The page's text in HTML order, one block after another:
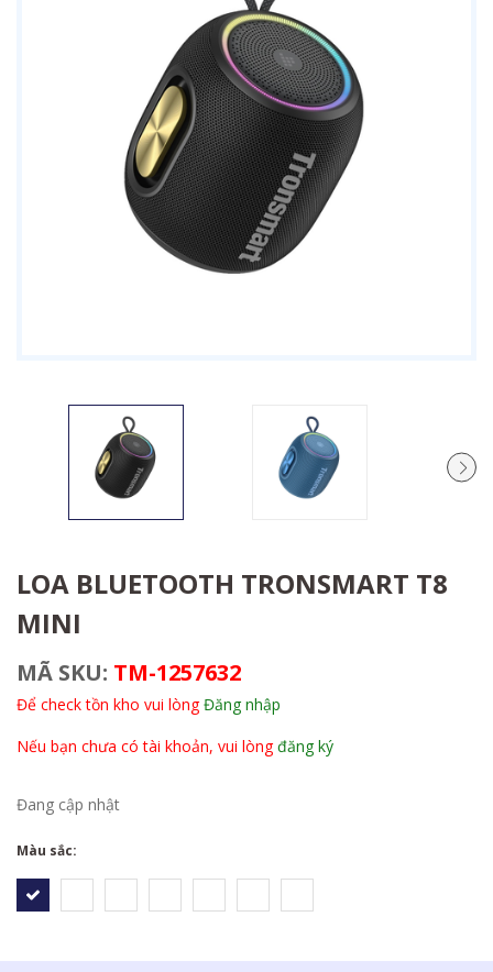
LOA BLUETOOTH TRONSMART T8
MINI
MÃ SKU: TM-1257632
Để check tồn kho vui lòngĐăng nhập
Nếu bạn chưa có tài khoản, vui lòngđăng ký
Đang cập nhật
Màu sắc: